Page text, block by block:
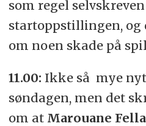
som regel
startoppstillingen, og
om noen skade på
11.00: Ikke så mye
søndagen, men det
om at Marouane